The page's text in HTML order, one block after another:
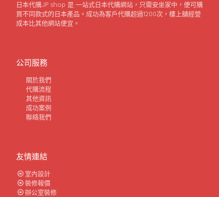
日本代購JP shop 是 一站式日本代購網站，只需安坐家中，便可購
買不同款式的日本產品。成功為客戶代購超過1200次，樓上舖經營
成本比其他網站便宜。
公司服務
關於我們
代購流程
其他資訊
成功案例
聯絡我們
友情連結
室內設計
裝修報價
辦公室裝修